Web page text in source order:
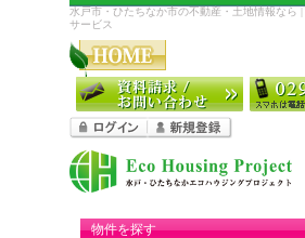
水戸市・ひたちなか市の不動産・土地情報なら
サービス
物件を探す